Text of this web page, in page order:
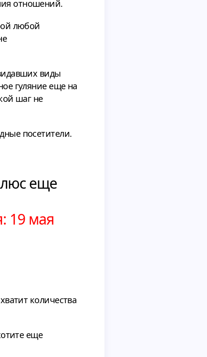
отношений.
любой
виды
гуляние еще на
шаг не
посетители.
еще
19 мая
количества
еще